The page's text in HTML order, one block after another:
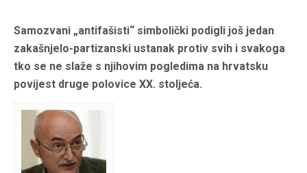
Samozvani „antifašisti“ simbolički podigli još jedan
zakašnjelo-partizanski ustanak protiv svih i svakoga
tko se ne slaže s njihovim pogledima na hrvatsku
povijest druge polovice XX. stoljeća.